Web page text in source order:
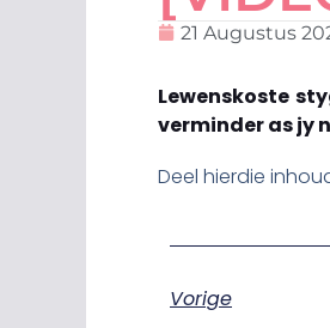
21 Augustus
Lewenskoste
verminder as jy
Deel hierdie
Vorige